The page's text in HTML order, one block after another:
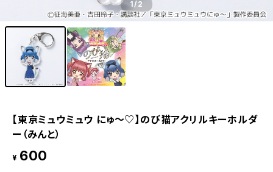
1/2
【東京ミュウミュウ にゅ〜♡】のび猫アクリルキーホルダ
ー（みんと）
¥ 600